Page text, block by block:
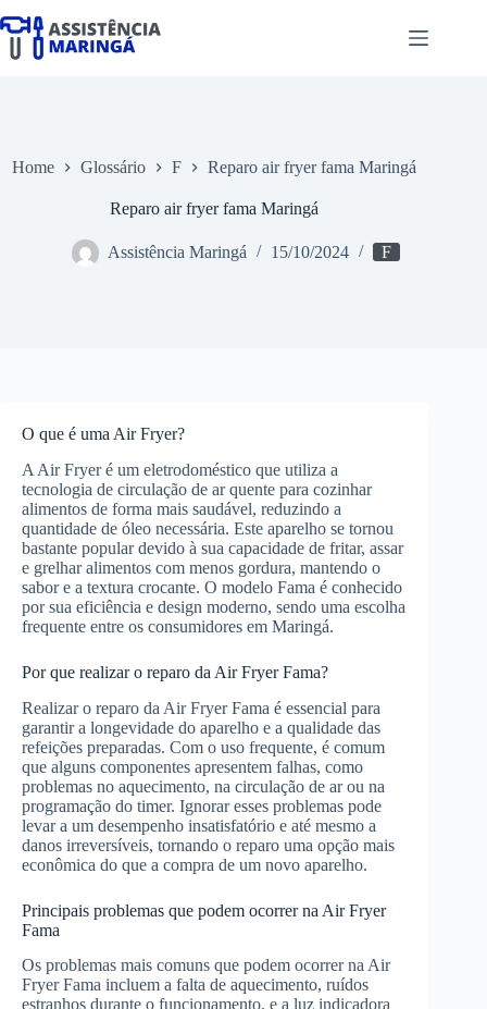
para
Home Glossário F Reparo air fryer fama Maringá
Reparo air fryer fama Maringá
Assistência Maringá 15/10/2024 F
O que é uma Air Fryer?
A Air Fryer é um eletrodoméstico que utiliza a
tecnologia de circulação de ar quente para cozinhar
alimentos de forma mais saudável, reduzindo a
quantidade de óleo necessária. Este aparelho se tornou
bastante popular devido à sua capacidade de fritar, assar
e grelhar alimentos com menos gordura, mantendo o
sabor e a textura crocante. O modelo Fama é conhecido
por sua eficiência e design moderno, sendo uma escolha
frequente entre os consumidores em Maringá.
Por que realizar o reparo da Air Fryer Fama?
Realizar o reparo da Air Fryer Fama é essencial para
garantir a longevidade do aparelho e a qualidade das
refeições preparadas. Com o uso frequente, é comum
que alguns componentes apresentem falhas, como
problemas no aquecimento, na circulação de ar ou na
programação do timer. Ignorar esses problemas pode
levar a um desempenho insatisfatório e até mesmo a
danos irreversíveis, tornando o reparo uma opção mais
econômica do que a compra de um novo aparelho.
Principais problemas que podem ocorrer na Air Fryer
Fama
Os problemas mais comuns que podem ocorrer na Air
Fryer Fama incluem a falta de aquecimento, ruídos
estranhos durante o funcionamento, e a luz indicadora